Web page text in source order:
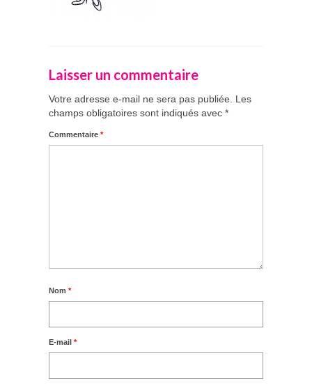
Laisser un commentaire
Votre adresse e-mail ne sera pas publiée.
Les
champs obligatoires sont indiqués avec *
Commentaire *
Nom *
E-mail *